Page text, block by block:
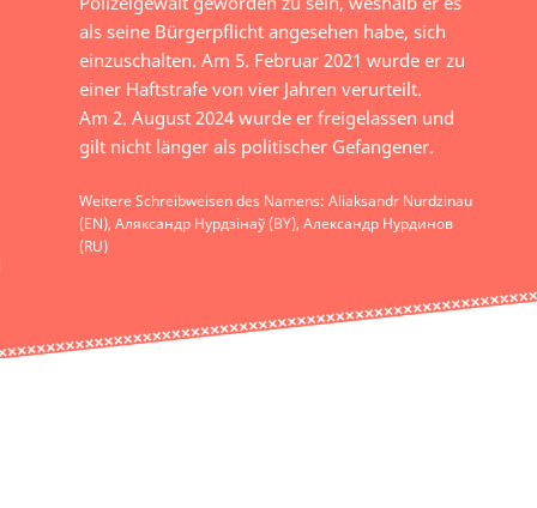
als seine Bürgerpflicht angesehen habe, sich
einzuschalten. Am 5. Februar 2021 wurde er zu
einer Haftstrafe von vier Jahren verurteilt.
Am 2. August 2024 wurde er freigelassen und
gilt nicht länger als politischer Gefangener.
Weitere Schreibweisen des Namens: Aliaksandr Nurdzinau
(EN), Аляксандр Нурдзінаў (BY), Александр Нурдинов
(RU)